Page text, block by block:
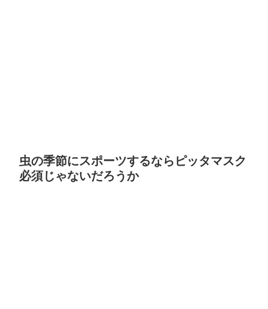
虫の季節にスポーツするならピッタマスク
必須じゃないだろうか